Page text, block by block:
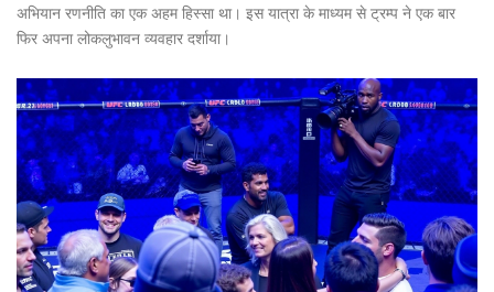
अभियान रणनीति का एक अहम हिस्सा था। इस यात्रा के माध्यम से ट्रम्प ने एक बार
फिर अपना लोकलुभावन व्यवहार दर्शाया।